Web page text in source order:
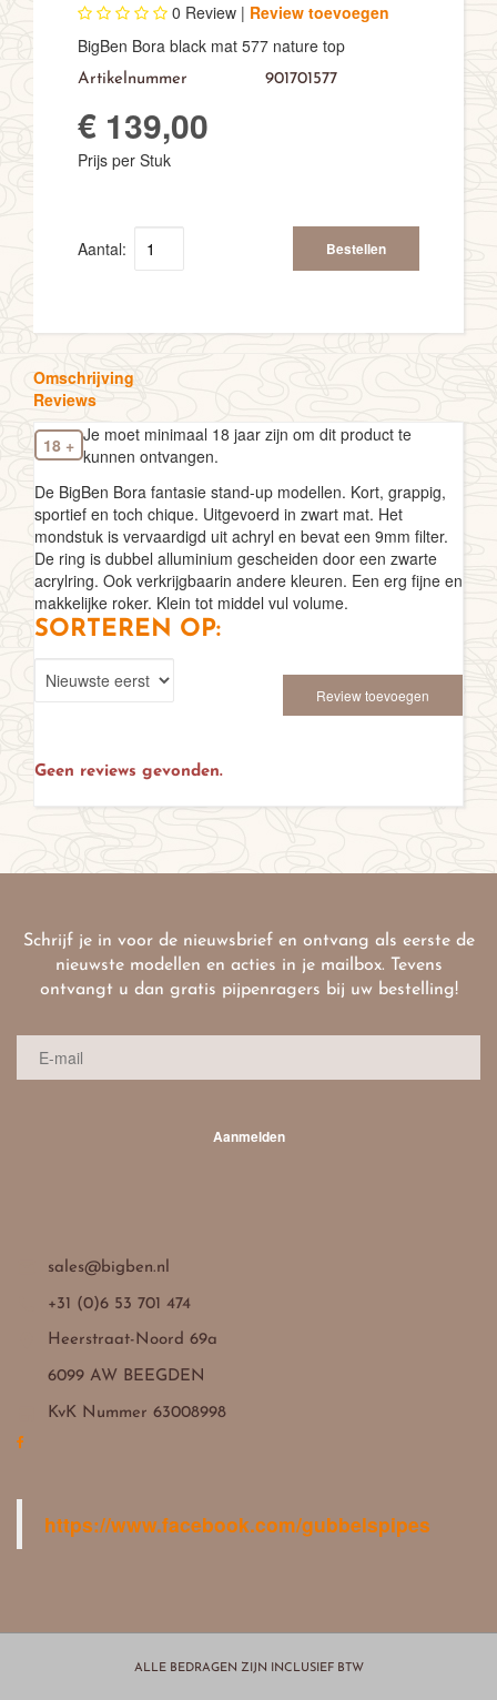
0 Review | Review toevoegen
BigBen Bora black mat 577 nature top
Artikelnummer 901701577
€ 139,00
Prijs per Stuk
Aantal: Bestellen
Omschrijving
Reviews
18 + Je moet minimaal 18 jaar zijn om dit product te
kunnen ontvangen.
De BigBen Bora fantasie stand-up modellen. Kort, grappig,
sportief en toch chique. Uitgevoerd in zwart mat. Het
mondstuk is vervaardigd uit achryl en bevat een 9mm filter.
De ring is dubbel alluminium gescheiden door een zwarte
acrylring. Ook verkrijgbaarin andere kleuren. Een erg fijne en
makkelijke roker. Klein tot middel vul volume.
SORTEREN OP:
Review toevoegen
Geen reviews gevonden.
Schrijf je in voor de nieuwsbrief en ontvang als eerste de
nieuwste modellen en acties in je mailbox. Tevens
ontvangt u dan gratis pijpenragers bij uw bestelling!
Aanmelden
sales@bigben.nl
+31 (0)6 53 701 474
Heerstraat-Noord 69a
6099 AW BEEGDEN
KvK Nummer 63008998
https://www.facebook.com/gubbelspipes
ALLE BEDRAGEN ZIJN INCLUSIEF BTW